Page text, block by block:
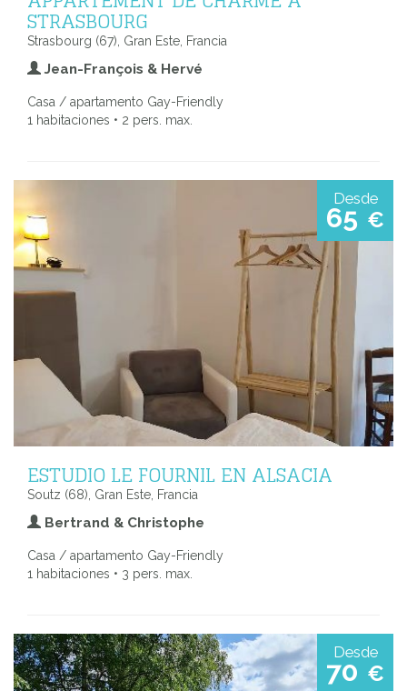
STRASBOURG
Strasbourg (67), Gran Este, Francia
Jean-François & Hervé
Casa / apartamento Gay-Friendly
1 habitaciones • 2 pers. max.
Desde
65 €
ESTUDIO LE FOURNIL EN ALSACIA
Soutz (68), Gran Este, Francia
Bertrand & Christophe
Casa / apartamento Gay-Friendly
1 habitaciones • 3 pers. max.
Desde
70 €